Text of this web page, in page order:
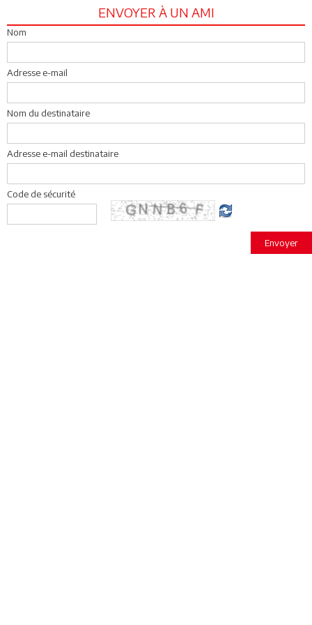
ENVOYER À UN AMI
Nom
Adresse e-mail
Nom du destinataire
Adresse e-mail destinataire
Code de sécurité
Envoyer